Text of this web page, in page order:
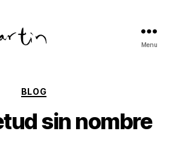
Menu
Categories
BLOG
sin nombre